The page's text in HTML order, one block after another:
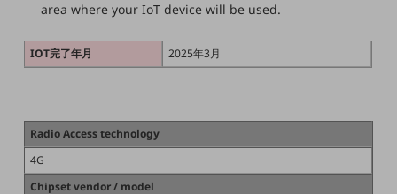
業務支援・マーケティング
災害対策・BCP
area where your IoT device will be used.
IOT完了年月 2025年3月
Radio Access technology
4G
Chipset vendor / model